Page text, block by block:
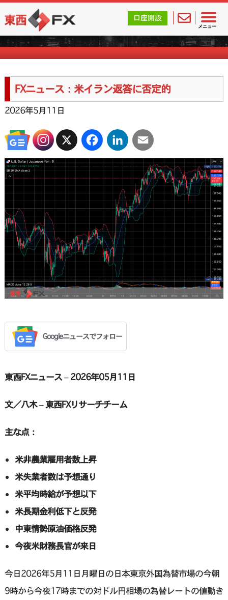
メニュー
東西FX｜海外FX会社（ブローカー）の無料口座開設サポ
口座開設
FXニュース一覧
FXニュース：米イラン返答に否定的
2026年5月11日
X FacebookLinkedInEmail
Googleニュースでフォロー
東西FXニュース – 2026年05月11日
文／八木 – 東西FXリサーチチーム
主な点：
米非農業雇用者数上昇
米失業者数は予想通り
米平均時給が予想以下
米長期金利低下と反発
中東情勢原油価格反発
今夜米財務長官が来日
今日2026年5月11日月曜日の日本東京外国為替市場の今朝
9時から今夜17時までの対ドル円相場の為替レートの値動き